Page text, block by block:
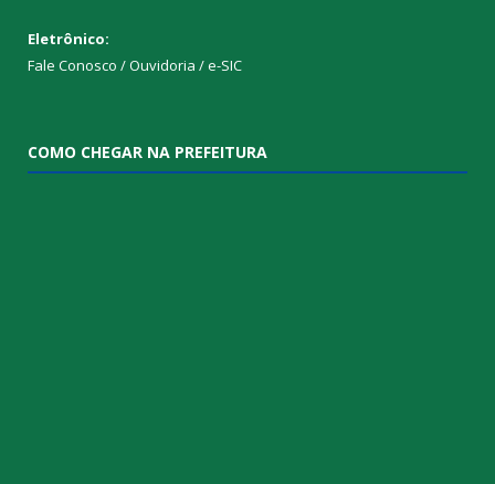
Eletrônico:
Fale Conosco / Ouvidoria / e-SIC
COMO CHEGAR NA PREFEITURA